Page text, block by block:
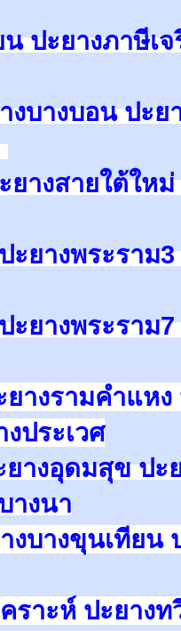
นปะยางภาษีเ
งบางบอนปะย
ยางสายใต้ใหม่
ะยางพระราม3
ะยางพระราม7
ยางรามคำแห
ประเวศ
ยางอุดมสุข ปะ
างนา
งบางขุนเทียน
คราะห์ ปะยาง